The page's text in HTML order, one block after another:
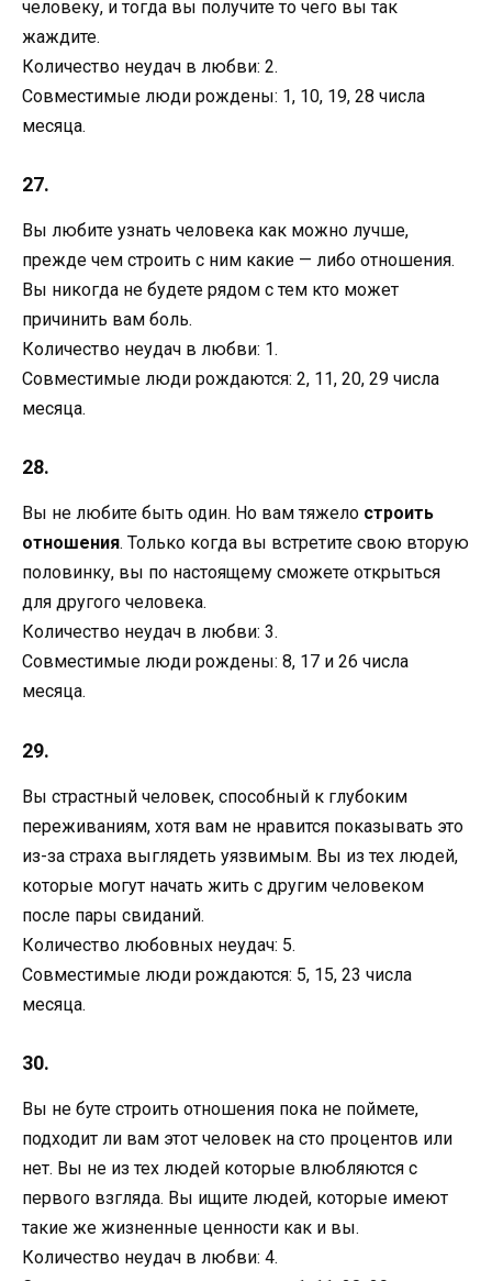
человеку, и тогда вы получите то чего вы так
жаждите.
Количество неудач в любви: 2.
Совместимые люди рождены: 1, 10, 19, 28 числа
месяца.
27.
Вы любите узнать человека как можно лучше,
прежде чем строить с ним какие — либо отношения.
Вы никогда не будете рядом с тем кто может
причинить вам боль.
Количество неудач в любви: 1.
Совместимые люди рождаются: 2, 11, 20, 29 числа
месяца.
28.
Вы не любите быть один. Но вам тяжело строить
отношения. Только когда вы встретите свою вторую
половинку, вы по настоящему сможете открыться
для другого человека.
Количество неудач в любви: 3.
Совместимые люди рождены: 8, 17 и 26 числа
месяца.
29.
Вы страстный человек, способный к глубоким
переживаниям, хотя вам не нравится показывать это
из-за страха выглядеть уязвимым. Вы из тех людей,
которые могут начать жить с другим человеком
после пары свиданий.
Количество любовных неудач: 5.
Совместимые люди рождаются: 5, 15, 23 числа
месяца.
30.
Вы не буте строить отношения пока не поймете,
подходит ли вам этот человек на сто процентов или
нет. Вы не из тех людей которые влюбляются с
первого взгляда. Вы ищите людей, которые имеют
такие же жизненные ценности как и вы.
Количество неудач в любви: 4.